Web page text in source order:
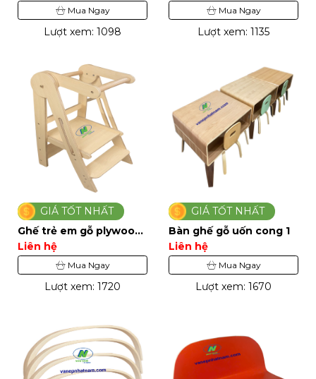
Mua Ngay
Lượt xem: 1098
Mua Ngay
Lượt xem: 1135
GIÁ TỐT NHẤT
Ghế trẻ em gỗ plywood
1Liên hệ
Mua Ngay
Lượt xem: 1720
GIÁ TỐT NHẤT
Bàn ghế gỗ uốn cong 1
Liên hệ
Mua Ngay
Lượt xem: 1670